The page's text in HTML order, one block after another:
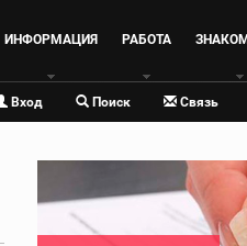
ИНФОРМАЦИЯ РАБОТА
Вход Поиск Связь